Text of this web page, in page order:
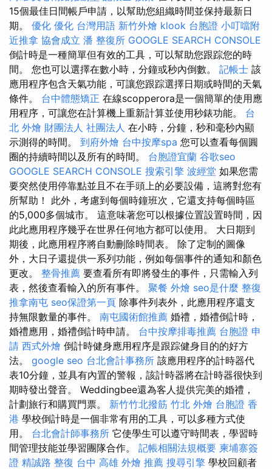
15個最佳日間帳戶申請，以幫助您組織時間並保持最新日
期。 優化 優化 台灣用語 新竹外燴 klook 台胞證 小叮噹附
近推拿 協會成立 潘 整復所 GOOGLE SEARCH CONSOLE
倒計時是一種簡單但有效的工具，可以幫助您跟踪您的時
間。 您也可以選擇在數小時，分鐘或秒內倒數。 記帳士 該
應用程序包含天氣功能，可讓您跟踪選擇日期或時間的天氣
條件。 台中體態矯正 在線scopperora是一個簡單的使用應
用程序，可讓您在計算機上重新計算並使用秒錶功能。 台
北 外燴 財團法人 社團法人 在小時，分鐘，秒和毫秒內顯
示測得的時間。 到府外燴 台中按摩spa 您可以查看每個圓
圈的持續時間以及所有的時間。 台胞證宜蘭 谷歌seo
GOOGLE SEARCH CONSOLE 搜索引擎 波經堂 如果您需
要突然使用停靠點並且不在手頭上的必要設備，這將對您有
所幫助！ 此外，考慮到每個時鐘班次，它還支持每個時區
的5,000多個城市。 這意味著您可以根據位置設置時間，因
此此應用程序幾乎在世界任何地方都可以使用。 大日期到
期後，此應用程序將自動刪除時間表。 除了定制的圖像
外，大日子還提供一系列功能，例如每個事件的通知和顏色
更改。 整骨推薦 要查看所有即將發生的事件，只需輸入列
表，然後查看輸入的所有事件。 聚餐 外燴 seo是什麼 整復
推拿南屯 seo保證第一頁 除事件列表外，此應用程序還支
持無限數量的事件。 南屯國術館推薦 婚禮，婚禮倒計時，
婚禮應用，婚禮倒計時申請。 台中按摩排毒推薦 台胞證 申
請 西式外燴 倒計時健身應用程序是跟踪健身目的的好方
法。 google seo 台北會計事務所 該應用程序的計時器代
表10分鐘，並具有內置的警報，該計時器將在計時器很快到
期時發出聲音。 Weddingbee還為客人提供完美的婚禮，
計劃旅行和購買門票。 新竹竹北撥筋 竹北 外燴 台胞證 香
港 學校倒計時是一個非常有用的工具，可以多種方式使
用。 台北會計師事務所 它使學生​​可以遵守時間表，學習時
間管理技能並學習團隊合作。 記帳相關法規概要 柬埔寨簽
證 精誠路 整復 台中 高雄 外燴 推薦 搜尋引擎 學校回顧者